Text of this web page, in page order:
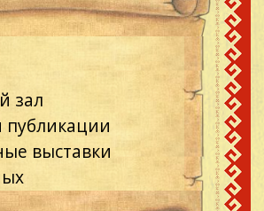
зал
выставки